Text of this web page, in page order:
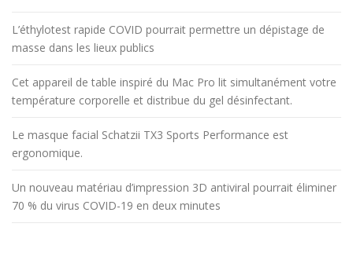
L’éthylotest rapide COVID pourrait permettre un dépistage de
masse dans les lieux publics
Cet appareil de table inspiré du Mac Pro lit simultanément votre
température corporelle et distribue du gel désinfectant.
Le masque facial Schatzii TX3 Sports Performance est
ergonomique.
Un nouveau matériau d’impression 3D antiviral pourrait éliminer
70 % du virus COVID-19 en deux minutes